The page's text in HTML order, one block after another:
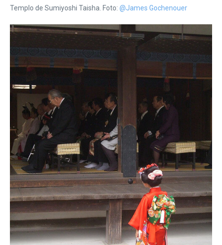
Templo de Sumiyoshi Taisha. Foto: @James Gochenouer